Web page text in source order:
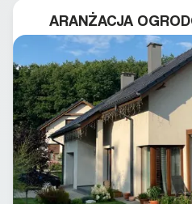
ARANŻACJA